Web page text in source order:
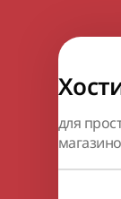
для